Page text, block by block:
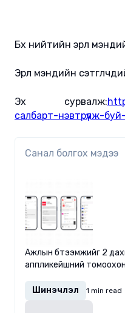
Бүх нийтийн эрүүл
Эрүүл мэндийн
Эх сурвалж:
салбарт-нэвтрүүлж-
Санал болгох мэдээ
Ажлын бүтээмжийг 2
аппликейшний
Шинэчлэл 1 min read